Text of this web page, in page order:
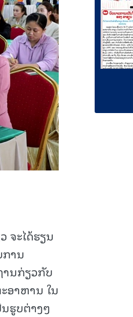
ຈະໄດ້ຮຽນ
ານ
ານກ່ຽວກັບ
ອາຫານ ໃນ
ຮູບຕ່າງໆ
08-2026)